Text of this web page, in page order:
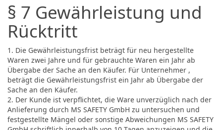
§ 7 Gewährleistung und
Rücktritt
1. Die Gewährleistungsfrist beträgt für neu hergestellte
Waren zwei Jahre und für gebrauchte Waren ein Jahr ab
Übergabe der Sache an den Käufer. Für Unternehmer ,
beträgt die Gewährleistungsfrist ein Jahr ab Übergabe der
Sache an den Käufer.
2. Der Kunde ist verpflichtet, die Ware unverzüglich nach der
Anlieferung durch MS SAFETY GmbH zu untersuchen und
festgestellte Mängel oder sonstige Abweichungen MS SAFETY